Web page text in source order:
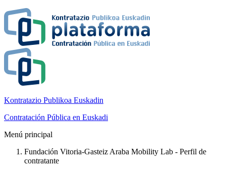
Kontratazio Publikoa Euskadin
Contratación Pública en Euskadi
Menú principal
Fundación Vitoria-Gasteiz Araba Mobility Lab - Perfil de
contratante